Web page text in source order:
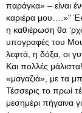
παράγκα» – είναι
καριέρα μου….»"
η καθιέρωση θα
υπογραφές του
λεφτά, η δόξα, οι
Και πολλές
«μαγαζιά», με τα
Τέσσερις το πρωί
μεσημέρι πήγαινα